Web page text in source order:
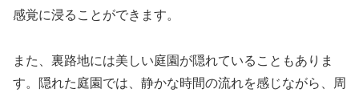
感覚に浸ることができます。
また、裏路地には美しい庭園が隠れていることもありま
す。隠れた庭園では、静かな時間の流れを感じながら、周